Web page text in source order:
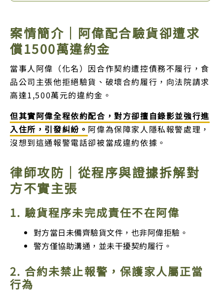
案情簡介｜阿偉配合驗貨卻遭求
償1500萬違約金
當事人阿偉（化名）因合作契約遭控債務不履行，食
品公司主張他拒絕驗貨、破壞合約履行，向法院請求
高達1,500萬元的違約金。
但其實阿偉全程依約配合，對方卻擅自錄影並強行進
入住所，引發糾紛。 阿偉為保障家人隱私報警處理，
沒想到這通報警電話卻被當成違約依據。
律師攻防｜從程序與證據拆解對
方不實主張
1. 驗貨程序未完成責任不在阿偉
對方當日未備齊驗貨文件，也非阿偉拒驗。
警方僅協助溝通，並未干擾契約履行。
2. 合約未禁止報警，保護家人屬正當
行為